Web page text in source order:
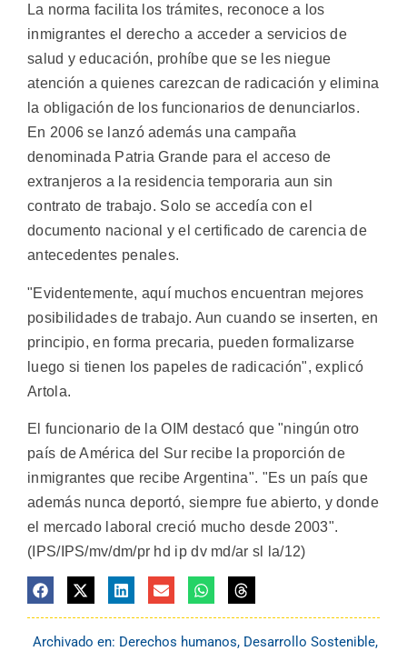
La norma facilita los trámites, reconoce a los
inmigrantes el derecho a acceder a servicios de
salud y educación, prohíbe que se les niegue
atención a quienes carezcan de radicación y elimina
la obligación de los funcionarios de denunciarlos.
En 2006 se lanzó además una campaña
denominada Patria Grande para el acceso de
extranjeros a la residencia temporaria aun sin
contrato de trabajo. Solo se accedía con el
documento nacional y el certificado de carencia de
antecedentes penales.
"Evidentemente, aquí muchos encuentran mejores
posibilidades de trabajo. Aun cuando se inserten, en
principio, en forma precaria, pueden formalizarse
luego si tienen los papeles de radicación", explicó
Artola.
El funcionario de la OIM destacó que "ningún otro
país de América del Sur recibe la proporción de
inmigrantes que recibe Argentina". "Es un país que
además nunca deportó, siempre fue abierto, y donde
el mercado laboral creció mucho desde 2003".
(IPS/IPS/mv/dm/pr hd ip dv md/ar sl la/12)
Archivado en: Derechos humanos, Desarrollo Sostenible,